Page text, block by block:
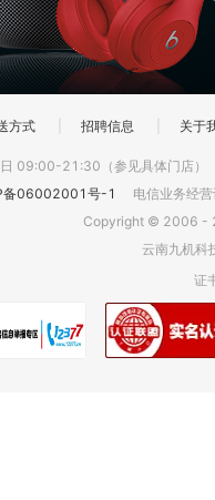
方式 招聘信息 关于
09:00-21:30（参见具体门店）
备06002001号-1
电信业务经
Copyright © 2006 -
云南九机科
证